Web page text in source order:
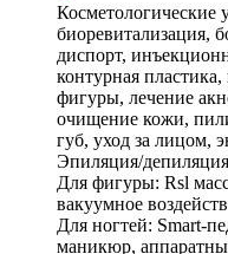
Косметологические
биоревитализация,
диспорт,
контурная
фигуры, лечение
очищение кожи,
губ, уход за лицом,
Эпиляция/
Для фигуры: Rsl
вакуумное
Для ногтей: Smart-
маникюр,